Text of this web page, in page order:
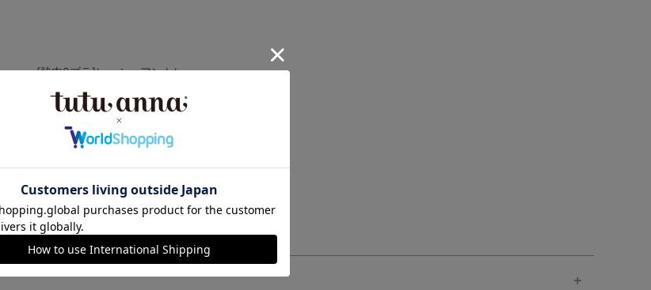
[脇肉0ブラ]レーシーアントレッ
4.5（4件）
￥1,188